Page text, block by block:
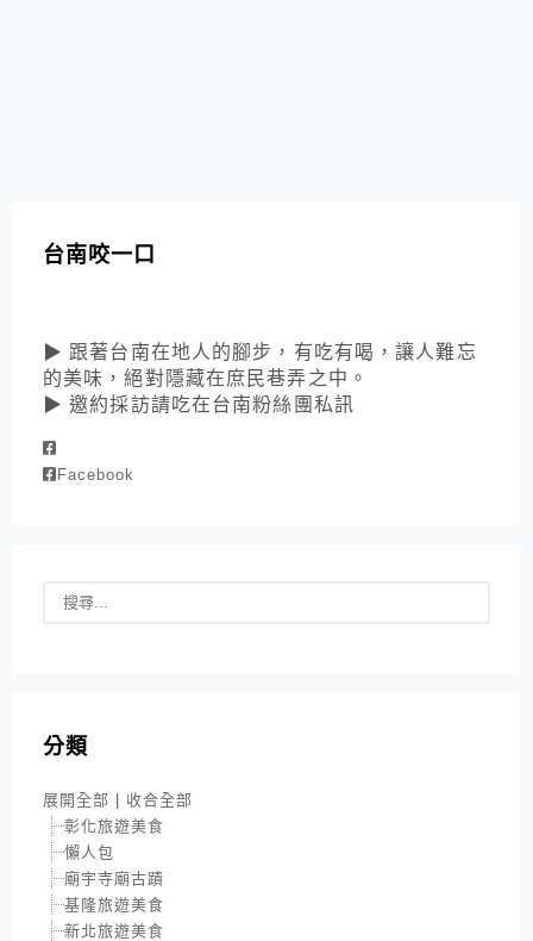
台南咬一口
▶ 跟著台南在地人的腳步，有吃有喝，讓人難忘
的美味，絕對隱藏在庶民巷弄之中。
▶ 邀約採訪請吃在台南粉絲團私訊
Facebook
分類
展開全部 | 收合全部
彰化旅遊美食
懶人包
廟宇寺廟古蹟
基隆旅遊美食
新北旅遊美食